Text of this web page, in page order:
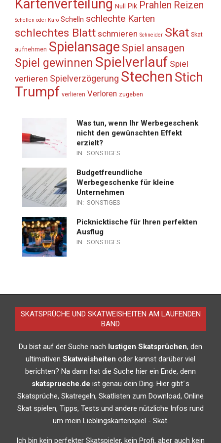
Kartenverteilung Null Pik Prahlen Reizen
Schellen oder Karo Schelln schlechte Karten
schlechtes Blatt schmieren Schneider Skat Skat
aufnehmen Spielansage Spiel ansagen
Spiel gewinnen Spielverlauf Spiel
verlieren Spielverzögerung Stechen Stich
Trumpf verlieren Verloren zugeben
Was tun, wenn Ihr Werbegeschenk
nicht den gewünschten Effekt
erzielt?
IN: SONSTIGES
Budgetfreundliche
Werbegeschenke für kleine
Unternehmen
IN: SONSTIGES
Picknicktische für Ihren perfekten
Ausflug
IN: SONSTIGES
SKATSPRÜCHE UND SKATWEISHEITEN AM LAUFENDEN
BAND
Du bist auf der Suche nach lustigen Skatsprüchen, den
ultimativen Skatweisheiten oder kannst darüber viel
berichten? Na dann hat die Suche hier ein Ende, denn
skatsprueche.de ist genau dein Ding. Hier gibt´s
Skatsprüche, Skatregeln, Skatlisten zum Download, Online
Skat spielen, Tipps, Tests und andere nützliche Infos rund
um mein Lieblingskartenspiel - Skat.
Ich bin kein perfekter Skatspieler, kein Profi, aber auch kein